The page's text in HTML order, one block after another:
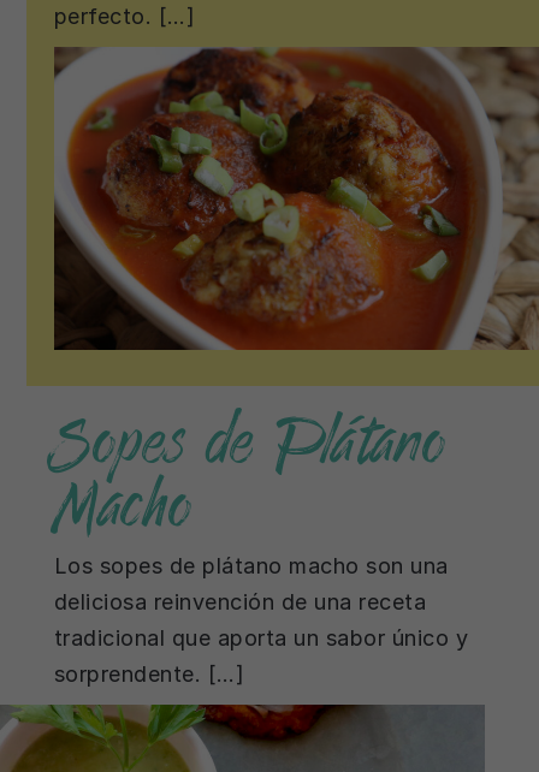
perfecto. […]
Sopes de Plátano
Macho
Los sopes de plátano macho son una
deliciosa reinvención de una receta
tradicional que aporta un sabor único y
sorprendente. […]